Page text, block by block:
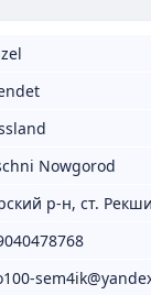
Nowgorod
р-н, ст.